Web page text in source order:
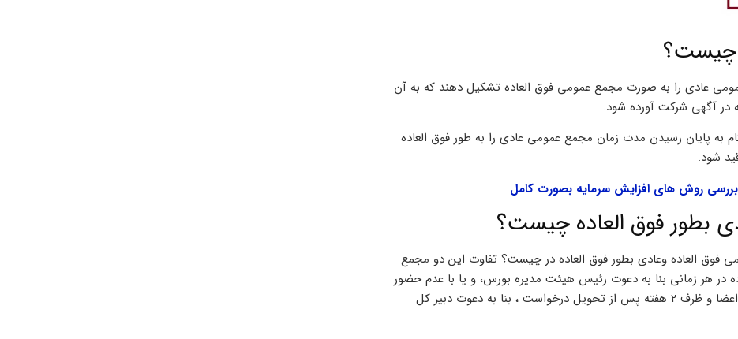
چیست؟
عادی را به صورت مجمع عمومی فوق العاده تشکیل دهند که به آن
در آگهی شرکت آورده شود.
هنگام به پایان رسیدن مدت زمان مجمع عمومی عادی را به طور فوق العاده
شود.
روش های افزایش سرمایه بصورت کامل
بطور فوق العاده چیست؟
فوق العاده وعادی بطور فوق العاده در چیست؟ تفاوت این دو مجمع
در هر زمانی بنا به دعوت رئیس هیئت مدیره بورس، و یا با عدم حضور
وی، بنا به دعوت نائب رئیس، یا بنا بر درخواست مکتوب یک ثلث اعضا و ظرف 2 هفته پس از تحویل درخواست ، بنا به دعوت دبیر کل